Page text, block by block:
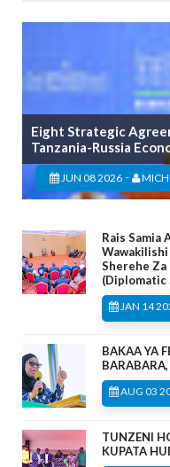
Eight Strategic
Tanzania-Russia
JUN 08 2026 -
Rais Samia
Wawakilishi
Sherehe Za
(Diplomatic
JAN 14
BAKAA YA
AUG 03
TUNZENI
KUPATA